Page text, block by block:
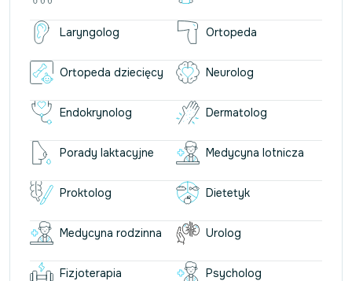
Laryngolog Ortopeda
Ortopeda dziecięcy Neurolog
Endokrynolog Dermatolog
Porady laktacyjne Medycyna lotnicza
Proktolog Dietetyk
Medycyna rodzinna Urolog
Fizjoterapia Psycholog